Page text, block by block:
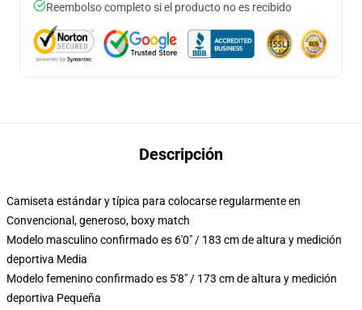
Reembolso completo si el producto no es recibido
Descripción
Camiseta estándar y típica para colocarse regularmente en
Convencional, generoso, boxy match
Modelo masculino confirmado es 6'0" / 183 cm de altura y medición
deportiva Media
Modelo femenino confirmado es 5'8" / 173 cm de altura y medición
deportiva Pequeña